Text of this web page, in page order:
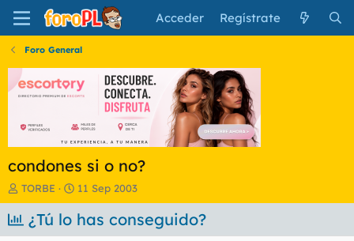
Acceder Regístrate
Foro General
condones si o no?
I
n
i
c
TORBE
F
e
c
11 Sep 2003
¿Tú lo has conseguido?